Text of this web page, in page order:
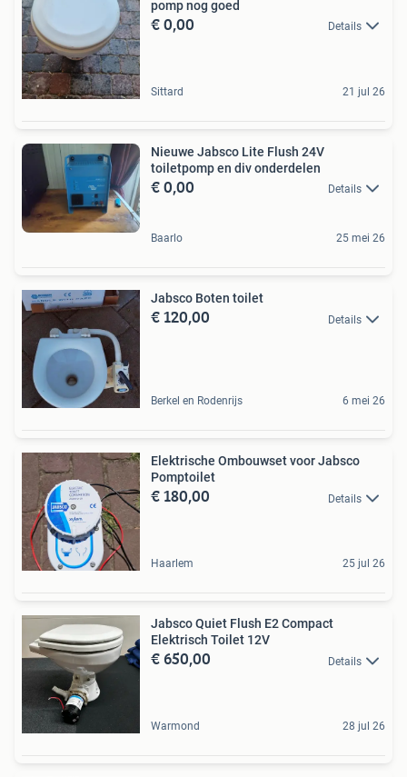
pomp nog goed
€ 0,00 Details
Sittard 21 jul 26
Nieuwe Jabsco Lite Flush 24V
toiletpomp en div onderdelen
€ 0,00 Details
Baarlo 25 mei 26
Jabsco Boten toilet
€ 120,00 Details
Berkel en Rodenrijs 6 mei 26
Elektrische Ombouwset voor Jabsco
Pomptoilet
€ 180,00 Details
Haarlem 25 jul 26
Jabsco Quiet Flush E2 Compact
Elektrisch Toilet 12V
€ 650,00 Details
Warmond 28 jul 26